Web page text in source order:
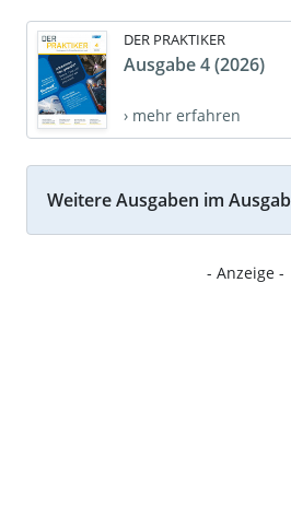
DER PRAKTIKER
Ausgabe 4 (2026)
› mehr erfahren
Weitere Ausgaben im
- Anzeige -